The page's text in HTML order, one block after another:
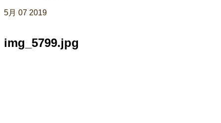
5月 07 2019
img_5799.jpg